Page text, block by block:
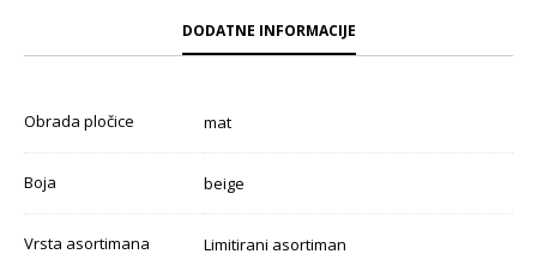
DODATNE INFORMACIJE
Obrada pločice mat
Boja beige
Vrsta asortimana Limitirani asortiman